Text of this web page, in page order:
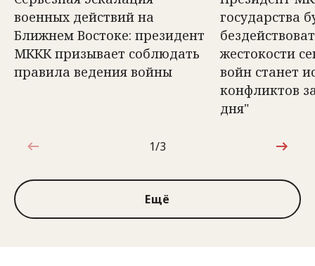
военных действий на
Ближнем Востоке: президент
МККК призывает соблюдать
правила ведения войны
государства
жестокости
войн станет
конфликтов
дня"
1 из 3
1/3
Ещё